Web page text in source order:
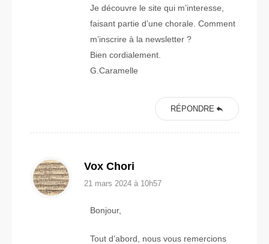
Je découvre le site qui m’interesse,
faisant partie d’une chorale. Comment
m’inscrire à la newsletter ?
Bien cordialement.
G.Caramelle
RÉPONDRE
Vox Chori
21 mars 2024 à 10h57
Bonjour,
Tout d’abord, nous vous remercions